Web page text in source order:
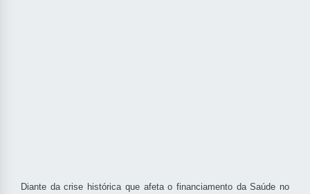
Diante da crise histórica que afeta o financiamento da Saúde no